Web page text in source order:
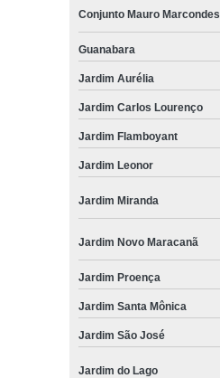
Conjunto Mauro Marcondes
Guanabara
Jardim Aurélia
Jardim Carlos Lourenço
Jardim Flamboyant
Jardim Leonor
Jardim Miranda
Jardim Novo Maracanã
Jardim Proença
Jardim Santa Mônica
Jardim São José
Jardim do Lago